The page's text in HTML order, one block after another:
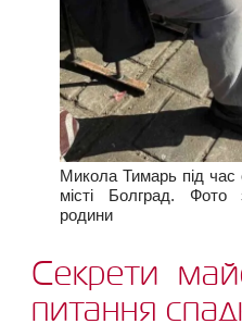
Микола Тимарь під час
місті Болград. Фото
родини
Секрети
питання